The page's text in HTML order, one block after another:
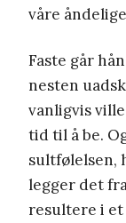
våre
Faste går
nesten
vanligvis
tid til å be.
sultfølelsen,
legger det
resultere i et